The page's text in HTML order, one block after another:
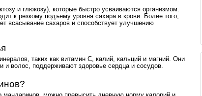
и глюкозу), которые быстро усваиваются организмом.
к резкому подъему уровня сахара в крови. Более того,
всасывание сахаров и способствует улучшению
таких как витамин C, калий, кальций и магний. Они
и волос, поддерживают здоровье сердца и сосудов.